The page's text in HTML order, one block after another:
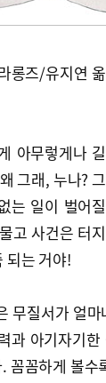
롱즈/유지연 옮
아무렇게나 길
그래, 누나? 그
는 일이 벌어질
고 사건은 터지
는 거야!
무질서가 얼
과 아기자기
꼼꼼하게 볼수